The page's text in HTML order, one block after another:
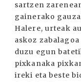
sartzen
gainerako
Halere, urteak
askoz
duzu egun
pixkanaka
ireki eta beste